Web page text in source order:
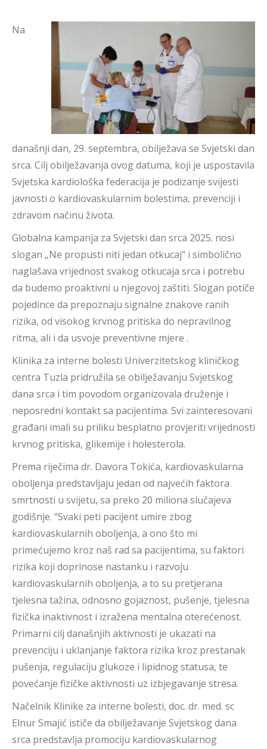
Na
današnji dan, 29. septembra, obilježava se Svjetski dan
srca. Cilj obilježavanja ovog datuma, koji je uspostavila
Svjetska kardiološka federacija je podizanje svijesti
javnosti o kardiovaskularnim bolestima, prevenciji i
zdravom načinu života.
Globalna kampanja za Svjetski dan srca 2025. nosi
slogan „Ne propusti niti jedan otkucaj“ i simbolično
naglašava vrijednost svakog otkucaja srca i potrebu
da budemo proaktivni u njegovoj zaštiti. Slogan potiče
pojedince da prepoznaju signalne znakove ranih
rizika, od visokog krvnog pritiska do nepravilnog
ritma, ali i da usvoje preventivne mjere .
Klinika za interne bolesti Univerzitetskog kliničkog
centra Tuzla pridružila se obilježavanju Svjetskog
dana srca i tim povodom organizovala druženje i
neposredni kontakt sa pacijentima. Svi zainteresovani
građani imali su priliku besplatno provjeriti vrijednosti
krvnog pritiska, glikemije i holesterola.
Prema riječima dr. Davora Tokića, kardiovaskularna
oboljenja predstavljaju jedan od najvećih faktora
smrtnosti u svijetu, sa preko 20 miliona slučajeva
godišnje. “Svaki peti pacijent umire zbog
kardiovaskularnih oboljenja, a ono što mi
primećujemo kroz naš rad sa pacijentima, su faktori
rizika koji doprinose nastanku i razvoju
kardiovaskularnih oboljenja, a to su pretjerana
tjelesna tažina, odnosno gojaznost, pušenje, tjelesna
fizička inaktivnost i izražena mentalna oterećenost.
Primarni cilj današnjih aktivnosti je ukazati na
prevenciju i uklanjanje faktora rizika kroz prestanak
pušenja, regulaciju glukoze i lipidnog statusa, te
povećanje fizičke aktivnosti uz izbjegavanje stresa.
Načelnik Klinike za interne bolesti, doc. dr. med. sc
Elnur Smajić ističe da obilježavanje Svjetskog dana
srca predstavlja promociju kardiovaskularnog